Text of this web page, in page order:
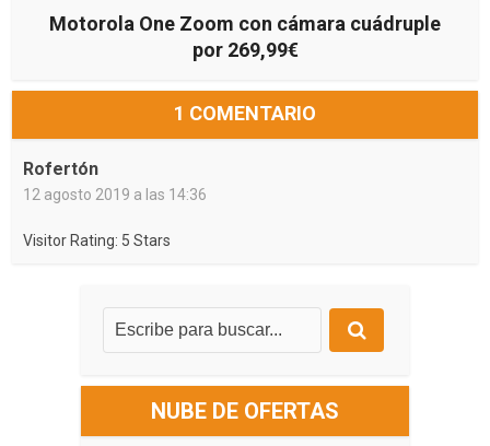
Motorola One Zoom con cámara cuádruple
por 269,99€
1 COMENTARIO
Rofertón
12 agosto 2019 a las 14:36
Visitor Rating: 5 Stars
NUBE DE OFERTAS